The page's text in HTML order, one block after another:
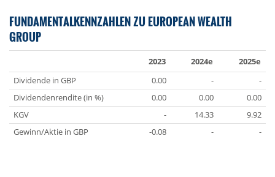
FUNDAMENTALKENNZAHLEN ZU EUROPEAN WEALTH
GROUP
2023 2024e
2025e
Dividende in GBP
0.00 -
-
Dividendenrendite (in %)
0.00 0.00
0.00
KGV
- 14.33
9.92
Gewinn/Aktie in GBP
-0.08 - -